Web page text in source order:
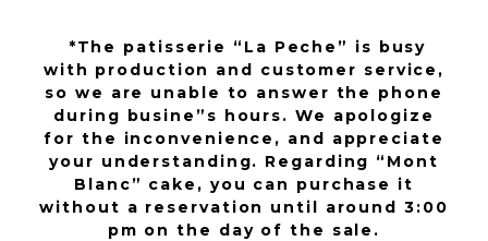
*The patisserie “La Peche” is busy
with production and customer service,
so we are unable to answer the phone
during busine”s hours. We apologize
for the inconvenience, and appreciate
your understanding. Regarding “Mont
Blanc” cake, you can purchase it
without a reservation until around 3:00
pm on the day of the sale.